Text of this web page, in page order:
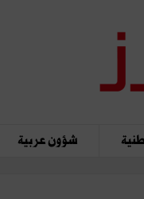
شؤون عربية